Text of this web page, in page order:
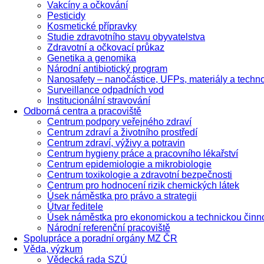
Vakcíny a očkování
Pesticidy
Kosmetické přípravky
Studie zdravotního stavu obyvatelstva
Zdravotní a očkovací průkaz
Genetika a genomika
Národní antibiotický program
Nanosafety – nanočástice, UFPs, materiály a
Surveillance odpadních vod
Institucionální stravování
Odborná centra a pracoviště
Centrum podpory veřejného zdraví
Centrum zdraví a životního prostředí
Centrum zdraví, výživy a potravin
Centrum hygieny práce a pracovního lékařství
Centrum epidemiologie a mikrobiologie
Centrum toxikologie a zdravotní bezpečnosti
Centrum pro hodnocení rizik chemických látek
Úsek náměstka pro právo a strategii
Útvar ředitele
Úsek náměstka pro ekonomickou a technickou
Národní referenční pracoviště
Spolupráce a poradní orgány MZ ČR
Věda, výzkum
Vědecká rada SZÚ